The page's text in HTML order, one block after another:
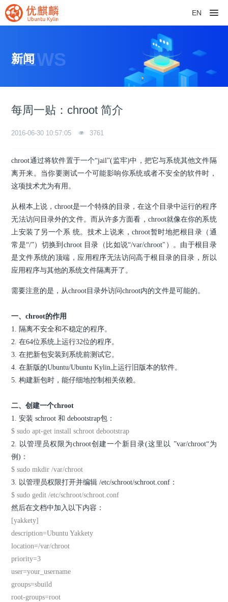
EN
NEWS
新闻
每周一贴：chroot 简介
2016-06-30 10:57:05 3761
chroot通过将软件置于一个“jail”(监牢)中，把它与系统其他文件隔
离开来。当你要测试一个可能影响你系统或者不安全的软件时，
这项技术尤为有用。
从根本上说，chroot是一个特殊的目录，在这个目录中运行的程序
无法访问目录外的文件。而从许多方面看，chroot就像在你的系统
上安装了另一个系 统。技术上说来，chroot暂时地把根目录（通
常是“/”）切换到chroot 目录（比如说“/var/chroot"）。由于根目录
是文件系统的顶端，应用程序无法访问高于根目录的目录，所以
应用程序与其他的系统文件隔离开了。
需要注意的是，从chroot目录外访问chroot内的文件是可能的。
一、chroot的作用
1. 隔离不安全和不稳定的程序。
2. 在64位系统上运行32位的程序。
3. 在把新包安装到系统前测试它。
4. 在新版的Ubuntu/Ubuntu Kylin上运行旧版本的软件。
5. 构建新包时，能仔细地控制相关依赖。
二、创建一个chroot
1. 安装 schroot 和 debootstrap包：
$ sudo apt-get install schroot debootstrap
2. 以管理员权限为chroot创建一个新目录(这里以 ”var/chroot“为
例)：
$ sudo mkdir /var/chroot
3. 以管理员权限打开并编辑 /etc/schroot/schroot.conf：
$ sudo gedit /etc/schroot/schroot.conf
然后在文档中加入以下内容：
[yakkety]
description=Ubuntu Yakkety
location=/var/chroot
priority=3
user=your_username
groups=sbuild
root-groups=root